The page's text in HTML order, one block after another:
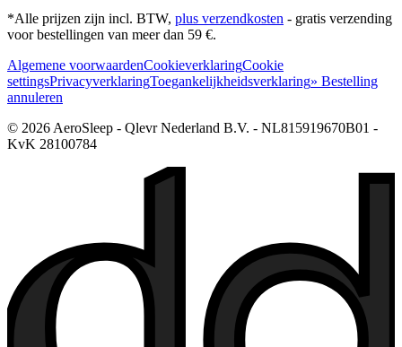
*Alle prijzen zijn incl. BTW, plus verzendkosten - gratis verzending
voor bestellingen van meer dan 59 €.
Algemene voorwaardenCookieverklaringCookie
settingsPrivacyverklaringToegankelijkheidsverklaring» Bestelling
annuleren
© 2026 AeroSleep - Qlevr Nederland B.V. - NL815919670B01 -
KvK 28100784